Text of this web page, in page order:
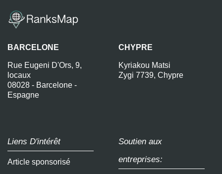
BARCELONE
Rue Eugeni D'Ors, 9,
locaux
08028 - Barcelone -
Espagne
CHYPRE
Kyriakou Matsi
Zygi 7739, Chypre
Liens D'intérêt
Article sponsorisé
Soutien aux
entreprises: